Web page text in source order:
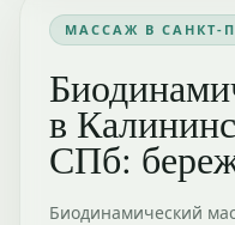
МАССАЖ В САНКТ-
в
СПб:
Биодинамический